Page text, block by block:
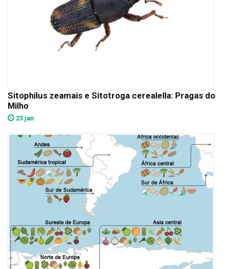
Sitophilus zeamais e Sitotroga cerealella: Pragas do
Milho
23 jan